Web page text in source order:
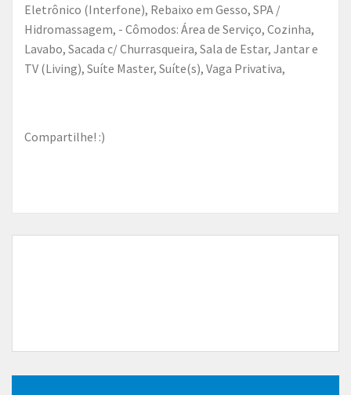
Eletrônico (Interfone), Rebaixo em Gesso, SPA /
Hidromassagem, - Cômodos: Área de Serviço, Cozinha,
Lavabo, Sacada c/ Churrasqueira, Sala de Estar, Jantar e
TV (Living), Suíte Master, Suíte(s), Vaga Privativa,
Compartilhe! :)